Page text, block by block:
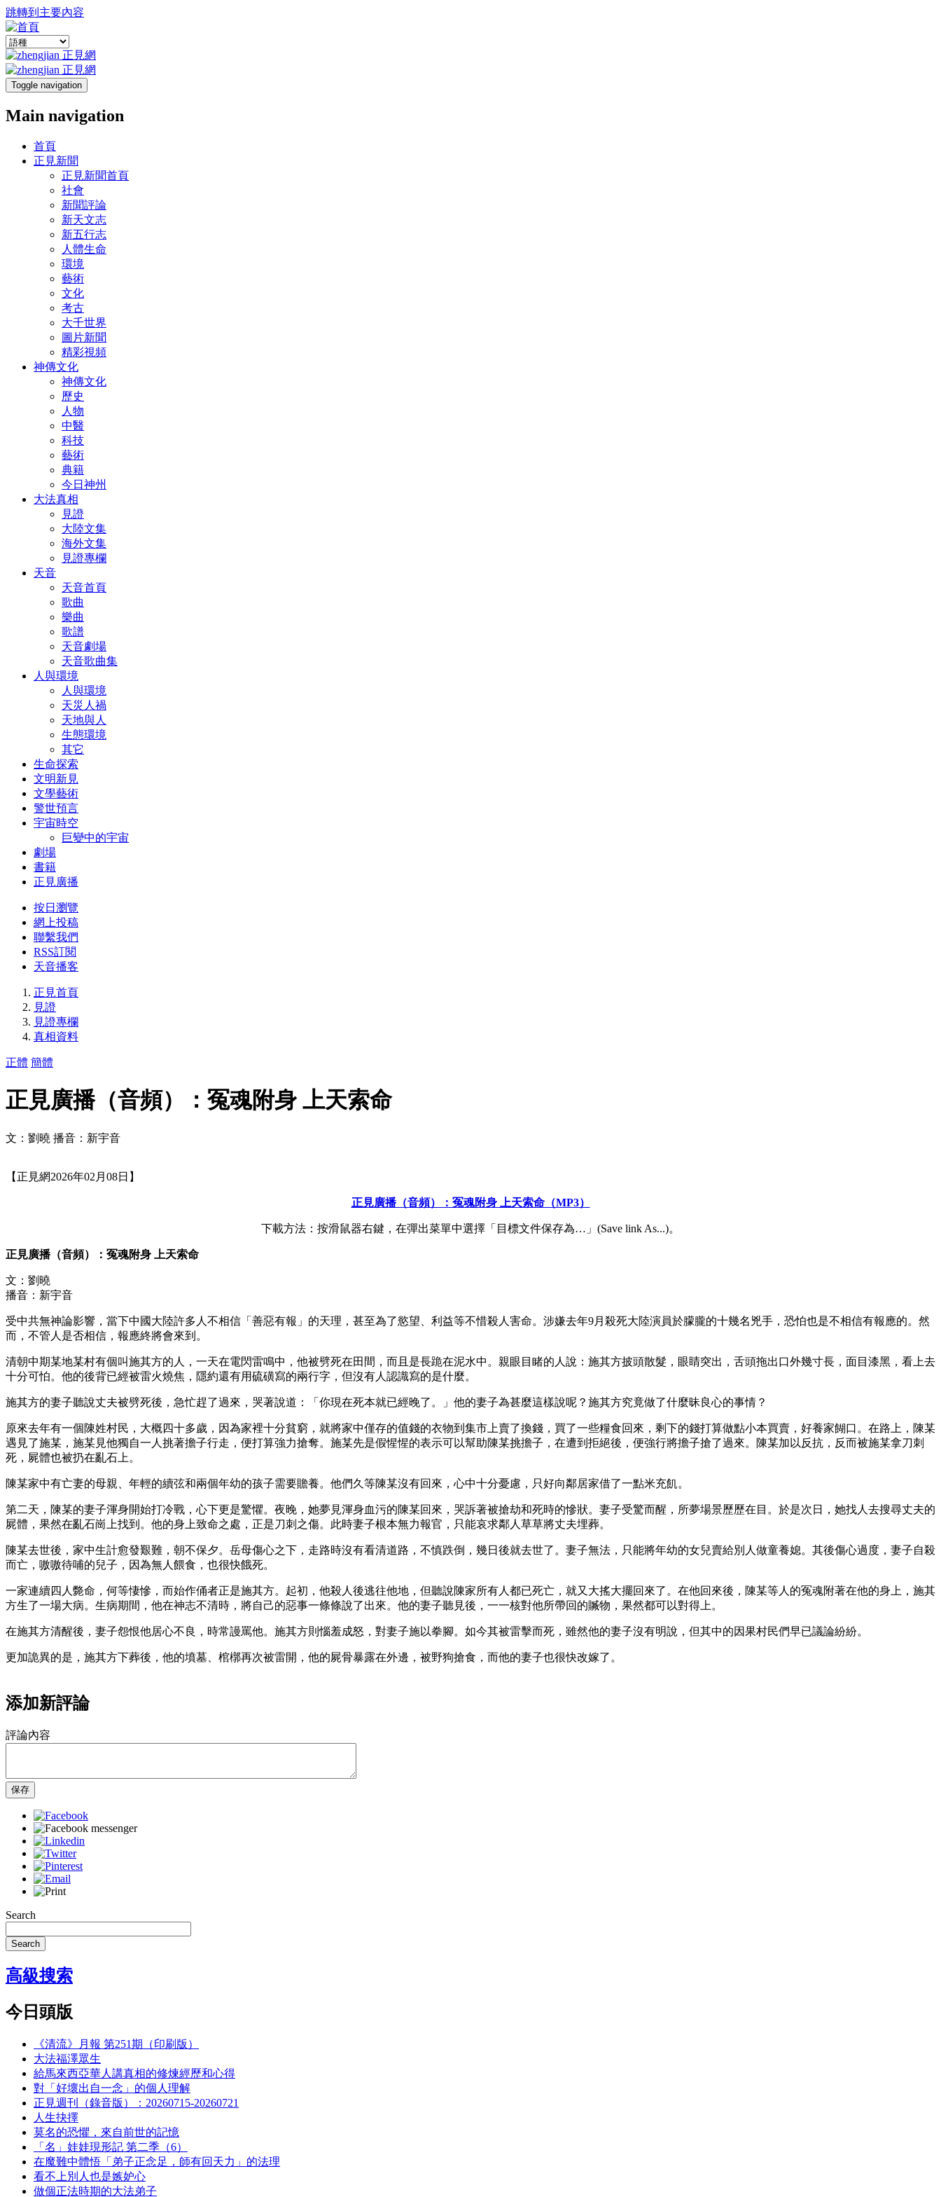
跳轉到主要內容
Toggle navigation
Main navigation
首頁
正見新聞
正見新聞首頁
社會
新聞評論
新天文志
新五行志
人體生命
環境
藝術
文化
考古
大千世界
圖片新聞
精彩視頻
神傳文化
神傳文化
歷史
人物
中醫
科技
藝術
典籍
今日神州
大法真相
見證
大陸文集
海外文集
見證專欄
天音
天音首頁
歌曲
樂曲
歌譜
天音劇場
天音歌曲集
人與環境
人與環境
天災人禍
天地與人
生態環境
其它
生命探索
文明新見
文學藝術
警世預言
宇宙時空
巨變中的宇宙
劇場
書籍
正見廣播
按日瀏覽
網上投稿
聯繫我們
RSS訂閱
天音播客
正見首頁
見證
見證專欄
真相資料
正體 簡體
正見廣播（音頻）：冤魂附身 上天索命
文：劉曉 播音：新宇音
【正見網2026年02月08日】
正見廣播（音頻）：冤魂附身 上天索命（MP3）
下載方法：按滑鼠器右鍵，在彈出菜單中選擇「目標文件保存為…」(Save link As...)。
正見廣播（音頻）：冤魂附身 上天索命
文：劉曉
播音：新宇音
受中共無神論影響，當下中國大陸許多人不相信「善惡有報」的天理，甚至為了慾望、利益等不惜殺人害命。涉嫌去年9月殺死大陸演員於朦朧的十幾名兇手，恐怕也是不相信有報應的。然
而，不管人是否相信，報應終將會來到。
清朝中期某地某村有個叫施其方的人，一天在電閃雷鳴中，他被劈死在田間，而且是長跪在泥水中。親眼目睹的人說：施其方披頭散髮，眼睛突出，舌頭拖出口外幾寸長，面目漆黑，看上去
十分可怕。他的後背已經被雷火燒焦，隱約還有用硫磺寫的兩行字，但沒有人認識寫的是什麼。
施其方的妻子聽說丈夫被劈死後，急忙趕了過來，哭著說道：「你現在死本就已經晚了。」他的妻子為甚麼這樣說呢？施其方究竟做了什麼昧良心的事情？
原來去年有一個陳姓村民，大概四十多歲，因為家裡十分貧窮，就將家中僅存的值錢的衣物到集市上賣了換錢，買了一些糧食回來，剩下的錢打算做點小本買賣，好養家餬口。在路上，陳某
遇見了施某，施某見他獨自一人挑著擔子行走，便打算強力搶奪。施某先是假惺惺的表示可以幫助陳某挑擔子，在遭到拒絕後，便強行將擔子搶了過來。陳某加以反抗，反而被施某拿刀刺
死，屍體也被扔在亂石上。
陳某家中有亡妻的母親、年輕的續弦和兩個年幼的孩子需要贍養。他們久等陳某沒有回來，心中十分憂慮，只好向鄰居家借了一點米充飢。
第二天，陳某的妻子渾身開始打冷戰，心下更是驚懼。夜晚，她夢見渾身血污的陳某回來，哭訴著被搶劫和死時的慘狀。妻子受驚而醒，所夢場景歷歷在目。於是次日，她找人去搜尋丈夫的
屍體，果然在亂石崗上找到。他的身上致命之處，正是刀刺之傷。此時妻子根本無力報官，只能哀求鄰人草草將丈夫埋葬。
陳某去世後，家中生計愈發艱難，朝不保夕。岳母傷心之下，走路時沒有看清道路，不慎跌倒，幾日後就去世了。妻子無法，只能將年幼的女兒賣給別人做童養媳。其後傷心過度，妻子自殺
而亡，嗷嗷待哺的兒子，因為無人餵食，也很快餓死。
一家連續四人斃命，何等悽慘，而始作俑者正是施其方。起初，他殺人後逃往他地，但聽說陳家所有人都已死亡，就又大搖大擺回來了。在他回來後，陳某等人的冤魂附著在他的身上，施其
方生了一場大病。生病期間，他在神志不清時，將自己的惡事一條條說了出來。他的妻子聽見後，一一核對他所帶回的贓物，果然都可以對得上。
在施其方清醒後，妻子怨恨他居心不良，時常謾罵他。施其方則惱羞成怒，對妻子施以拳腳。如今其被雷擊而死，雖然他的妻子沒有明說，但其中的因果村民們早已議論紛紛。
更加詭異的是，施其方下葬後，他的墳墓、棺槨再次被雷開，他的屍骨暴露在外邊，被野狗搶食，而他的妻子也很快改嫁了。
添加新評論
評論內容
保存
Search
Search
高級搜索
今日頭版
《清流》月報 第251期（印刷版）
大法福澤眾生
給馬來西亞華人講真相的修煉經歷和心得
對「好壞出自一念」的個人理解
正見週刊（錄音版）：20260715-20260721
人生抉擇
莫名的恐懼，來自前世的記憶
「名」娃娃現形記 第二季（6）
在魔難中體悟「弟子正念足，師有回天力」的法理
看不上別人也是嫉妒心
做個正法時期的大法弟子